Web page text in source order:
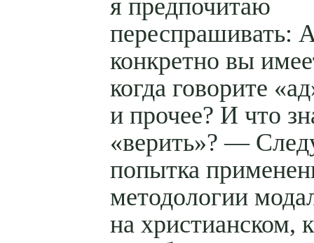
я предпочитаю
переспрашивать:
конкретно вы
когда говорите
и прочее? И что
«верить»? —
попытка
методологии
на христианском,